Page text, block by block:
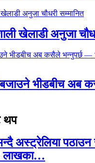
खेलाडी अनुजा
बजाउने भीडबीच अब
थप
अस्ट्रेलिया पठाउन
लाखका…